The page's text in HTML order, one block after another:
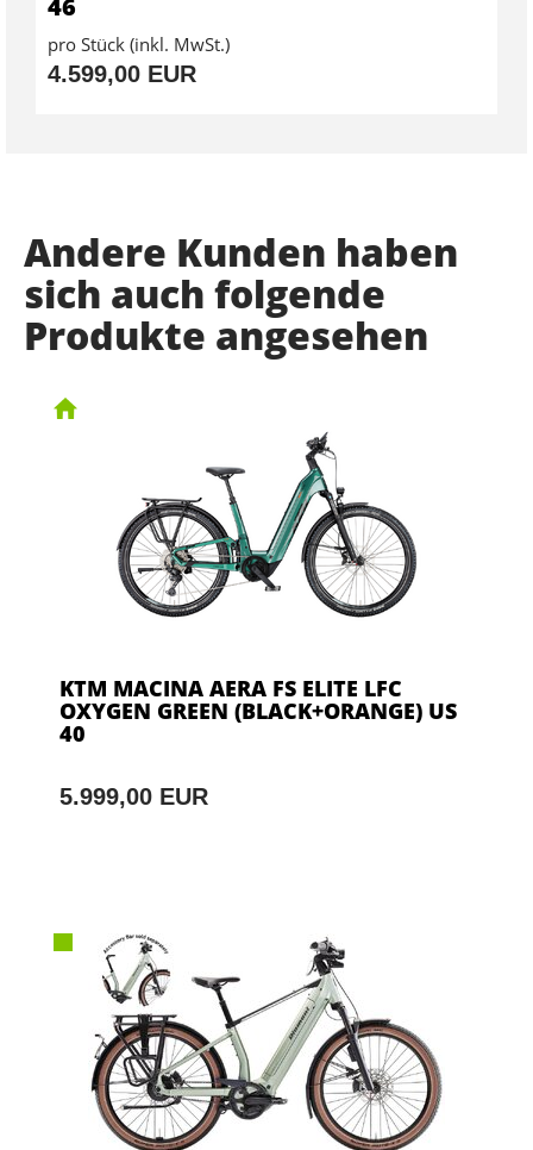
pro Stück (inkl. MwSt.)
4.599,00 EUR
Andere Kunden haben
sich auch folgende
Produkte angesehen
KTM MACINA AERA FS ELITE LFC
OXYGEN GREEN (BLACK+ORANGE) US
40
5.999,00 EUR